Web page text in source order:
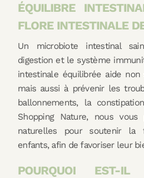
ÉQUILIBRE
FLORE INTESTINALE
Un microbiote intestinal
digestion et le système
intestinale équilibrée aide
mais aussi à prévenir les
ballonnements, la
Shopping Nature, nous
naturelles pour soutenir la
enfants, afin de favoriser leur
POURQUOI EST-